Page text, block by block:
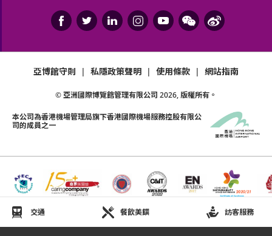
交通 餐飲美饌 訪客服務
亞博館守則 | 私隱政策聲明 | 使用條款 | 網站指南
© 亞洲國際博覽館管理有限公司 2026, 版權所有。
本公司為香港機場管理局旗下香港國際機場服務控股有限公
司的成員之一